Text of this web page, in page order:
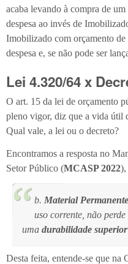
acaba levando à compra de
despesa ao invés de
Imobilizado com orçamento
despesa e, se não pode ser
Lei 4.320/64 x
O art. 15 da lei de orçamento
pleno vigor, diz que a vida útil
Qual vale, a lei ou o decreto?
Encontramos a resposta no
Setor Público (MCASP 2022),
b. Material Permanente
uso corrente, não
uma durabilidade
Desta feita, entende-se que